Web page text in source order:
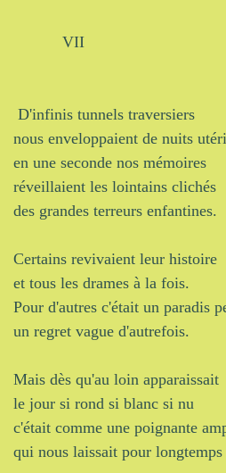
VII
D'infinis tunnels traversiers
nous enveloppaient de nuits
en une seconde nos mémoires
réveillaient les lointains clichés
des grandes terreurs enfantines.
Certains revivaient leur histoire
et tous les drames à la fois.
Pour d'autres c'était un paradis
un regret vague d'autrefois.
Mais dès qu'au loin apparaissait
le jour si rond si blanc si nu
c'était comme une poignante
qui nous laissait pour longtemps